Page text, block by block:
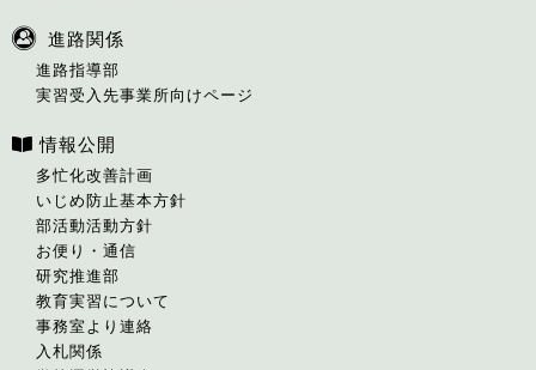
進路関係
進路指導部
実習受入先事業所向けページ
情報公開
多忙化改善計画
いじめ防止基本方針
部活動活動方針
お便り・通信
研究推進部
教育実習について
事務室より連絡
入札関係